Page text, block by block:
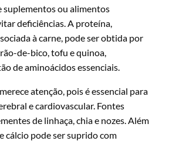
suplementos ou alimentos
deficiências. A proteína,
à carne, pode ser obtida por
de-bico, tofu e quinoa,
de aminoácidos essenciais.
atenção, pois é essencial para
e cardiovascular. Fontes
de linhaça, chia e nozes. Além
cálcio pode ser suprido com